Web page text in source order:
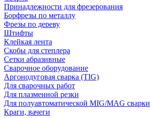
Принадлежности для фрезерования
Борфрезы по металлу
Фрезы по дереву
Штифты
Клейкая лента
Скобы для степлера
Сетки абразивные
Сварочное оборудование
Аргонодуговая сварка (TIG)
Для сварочных работ
Для плазменной резки
Для полуавтоматической MIG/MAG сварки
Краги, вачеги